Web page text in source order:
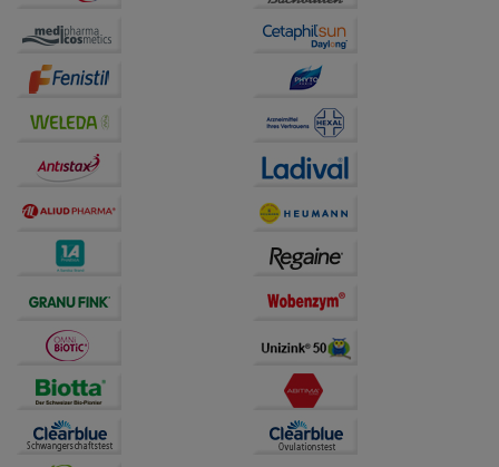
Website weiter für Sie optimieren können, den Inhalt
auf unserer Website aber auch die Werbung auf
Drittseiten möglichst relevant für Sie zu gestalten.
Bitte beachten Sie, dass Daten hierfür teilweise an
Dritte wie z.B. Google oder soziale Medien